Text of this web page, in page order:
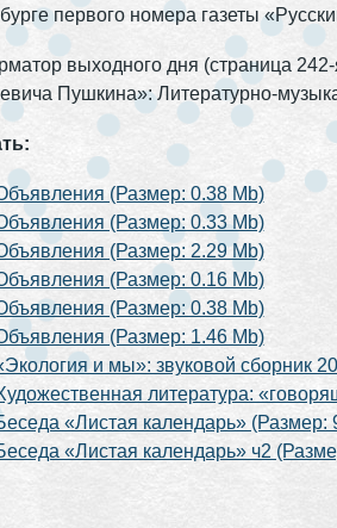
первого номера газеты
выходного дня (страница
Пушкина»: Литературно-
(Размер: 0.38 Mb)
(Размер: 0.33 Mb)
(Размер: 2.29 Mb)
(Размер: 0.16 Mb)
(Размер: 0.38 Mb)
(Размер: 1.46 Mb)
и мы»: звуковой сборник
литература:
«Листая календарь» (Размер:
«Листая календарь» ч2